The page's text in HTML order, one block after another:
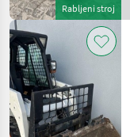
Rabljeni stroj